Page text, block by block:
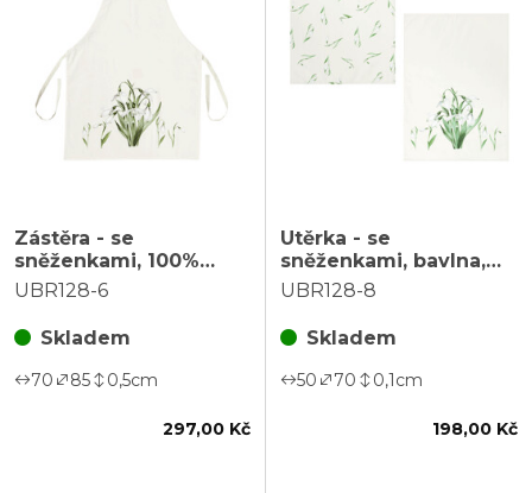
Zástěra - se
sněženkami, 100%
bavlna, 70 x 85 cm
UBR128-6
Skladem
70 85 0,5cm
297,00 Kč
Utěrka - se
sněženkami, bavlna,
cena za 2 ks v mixu
UBR128-8
Skladem
50 70 0,1cm
198,00 Kč